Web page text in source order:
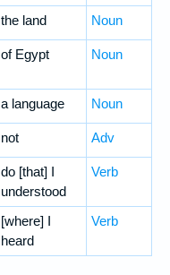
the land Noun
of Egypt Noun
a language Noun
not Adv
do [that] I
understood
Verb
[where] I
heard
Verb